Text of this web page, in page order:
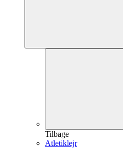
Tilbage
Atletiklejr